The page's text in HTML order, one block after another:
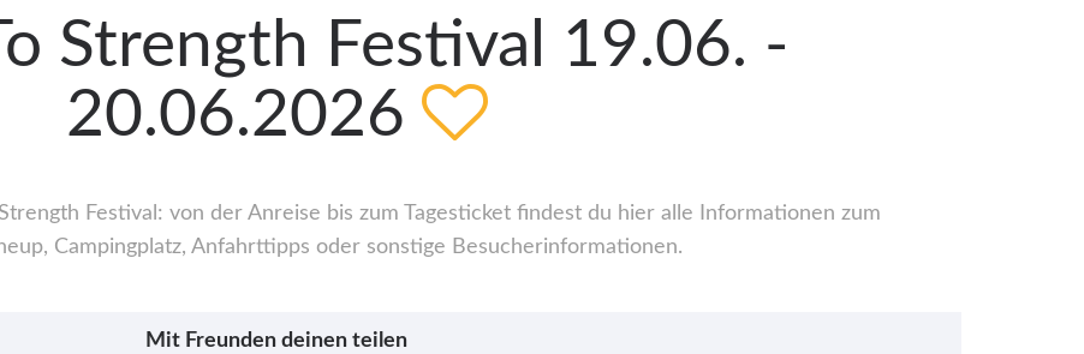
Strength Festival 19.06. -
20.06.2026
Festival: von der Anreise bis zum Tagesticket findest du hier alle Informationen zum
Campingplatz, Anfahrttipps oder sonstige Besucherinformationen.
Mit Freunden deinen teilen